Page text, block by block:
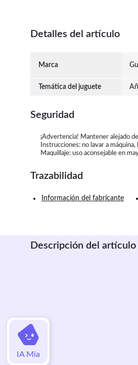
IA Mia
Detalles del artículo
Marca
Temática del juguete
Seguridad
¡Advertencia! Mantener alejado
Instrucciones: no lavar a
Maquillaje: uso aconsejable en
Trazabilidad
Información del fabricante
Descripción del artículo